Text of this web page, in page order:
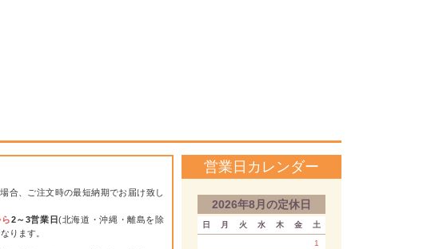
合、ご注文時の最短納期でお届け致し
2～3営業日(北海道・沖縄・離島を除
ります。
営業日カレンダー
2026年8月の定休日
日 月 火 水 木 金 土
1